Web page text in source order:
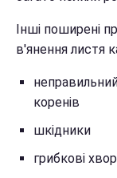
Інші поширені
в'янення листя
коренів
шкідники
грибкові